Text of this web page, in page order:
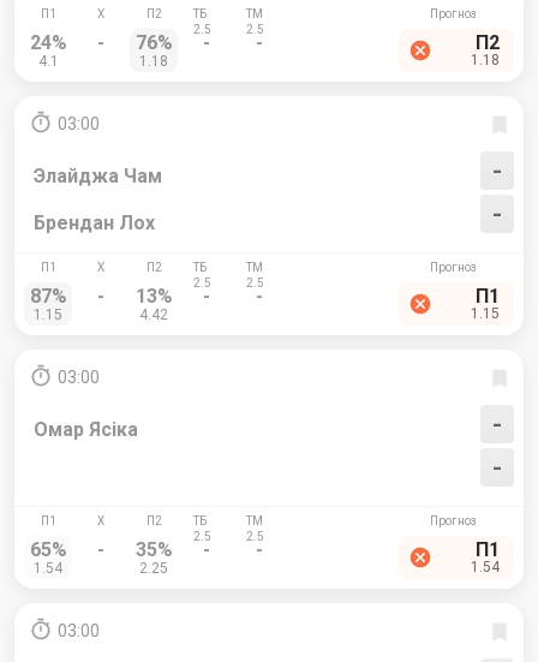
24%
4.1
- 76%
1.18
- - П2
1.18
03:00
Элайджа Чам
-
-
Брендан Лох
87%
1.15
- 13%
4.42
- - П1
1.15
03:00
Омар Ясіка
-
-
65%
1.54
- 35%
2.25
- - П1
1.54
03:00